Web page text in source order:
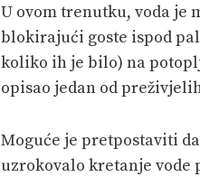
U ovom trenutku, voda je
blokirajući goste ispod
koliko ih je bilo) na
opisao jedan od
Moguće je pretpostaviti
uzrokovalo kretanje vode